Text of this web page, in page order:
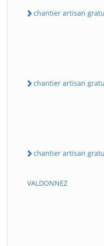
chantier artisan
chantier artisan
chantier artisan
VALDONNEZ